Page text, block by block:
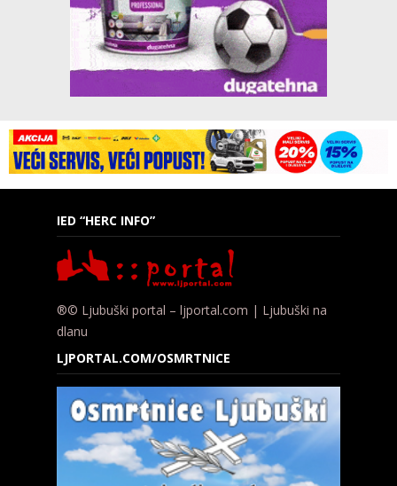
IED “HERC INFO”
®© Ljubuški portal – ljportal.com | Ljubuški na
dlanu
LJPORTAL.COM/OSMRTNICE